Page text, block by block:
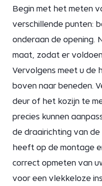
Begin met het meten
verschillende punten:
onderaan de opening.
maat, zodat er
Vervolgens meet u de
boven naar beneden.
deur of het kozijn te
precies kunnen
de draairichting van
heeft op de montage
correct opmeten van
voor een vlekkeloze